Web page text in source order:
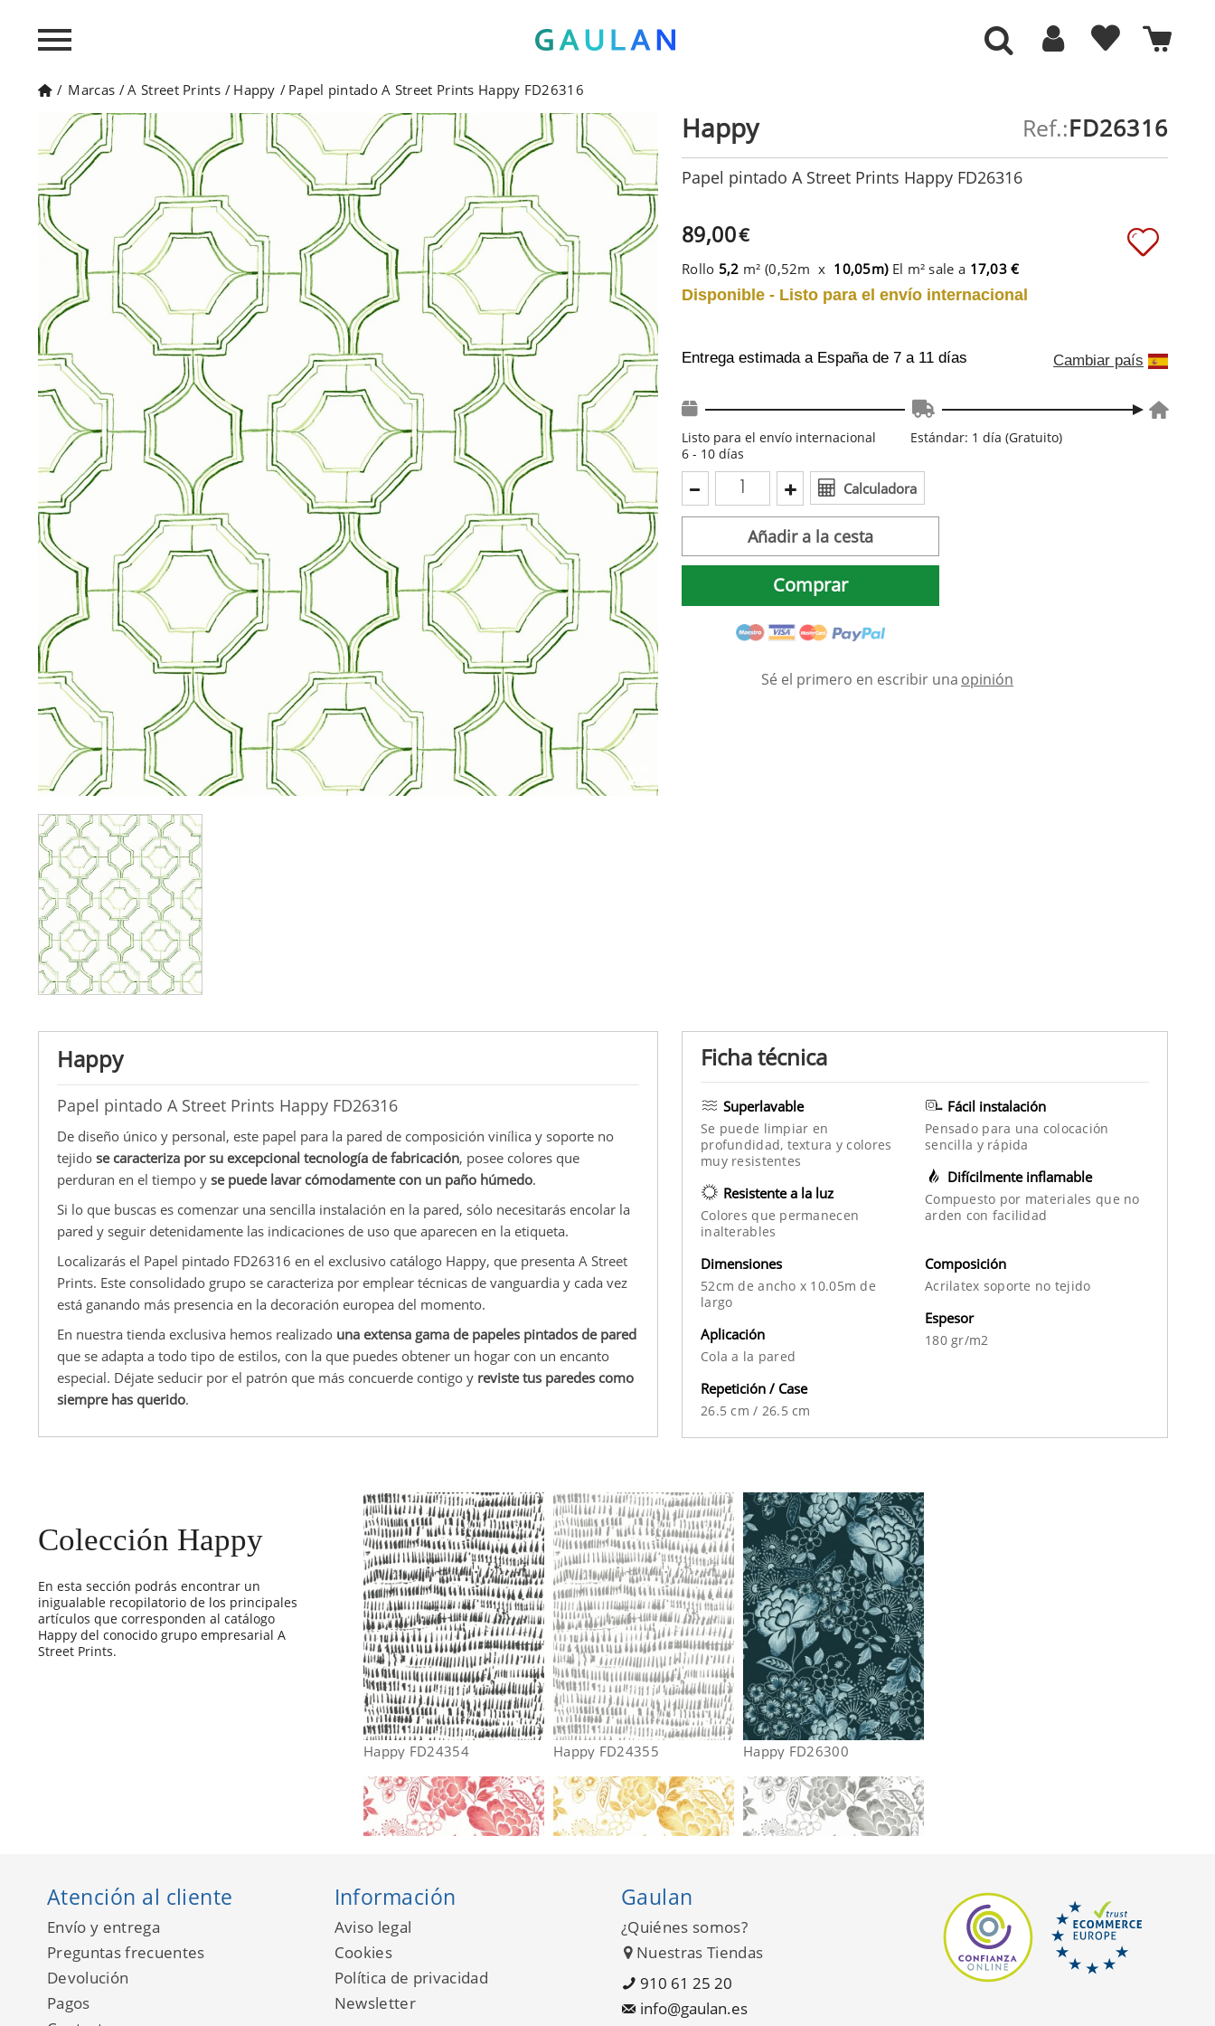
/ Marcas /A Street Prints / Happy / Papel pintado A Street Prints Happy FD26316
Happy
Papel pintado A Street Prints Happy FD26316
De diseño único y personal, este papel para la pared de composición vinílica y soporte no
tejido se caracteriza por su excepcional tecnología de fabricación, posee colores que
perduran en el tiempo y se puede lavar cómodamente con un paño húmedo.
Si lo que buscas es comenzar una sencilla instalación en la pared, sólo necesitarás encolar la
pared y seguir detenidamente las indicaciones de uso que aparecen en la etiqueta.
Localizarás el Papel pintado FD26316 en el exclusivo catálogo Happy, que presenta A Street
Prints. Este consolidado grupo se caracteriza por emplear técnicas de vanguardia y cada vez
está ganando más presencia en la decoración europea del momento.
En nuestra tienda exclusiva hemos realizado una extensa gama de papeles pintados de pared
que se adapta a todo tipo de estilos, con la que puedes obtener un hogar con un encanto
especial. Déjate seducir por el patrón que más concuerde contigo y reviste tus paredes como
siempre has querido.
Happy FD26316
Ref.:
Papel pintado A Street Prints Happy FD26316
89,00€
Rollo 5,2 m² (0,52m x 10,05m) El m² sale a 17,03 €
Disponible - Listo para el envío internacional
Entrega estimada a España de 7 a 11 días Cambiar país
Listo para el envío internacional
6 - 10 días
Estándar: 1 día (Gratuito)
Calculadora
Añadir a la cesta
Comprar
Sé el primero en escribir una opinión
Ficha técnica
Superlavable
Se puede limpiar en
profundidad, textura y colores
muy resistentes
Resistente a la luz
Colores que permanecen
inalterables
Fácil instalación
Pensado para una colocación
sencilla y rápida
Difícilmente inflamable
Compuesto por materiales que no
arden con facilidad
Dimensiones
52cm de ancho x 10.05m de
largo
Aplicación
Cola a la pared
Repetición / Case
26.5 cm/ 26.5 cm
Composición
Acrilatex soporte no tejido
Espesor
180 gr/m2
Colección Happy
En esta sección podrás encontrar un
inigualable recopilatorio de los principales
artículos que corresponden al catálogo
Happy del conocido grupo empresarial A
Street Prints.
Happy FD24354 Happy FD24355 Happy FD26300
Atención al cliente
Envío y entrega
Preguntas frecuentes
Devolución
Pagos
Información
Aviso legal
Cookies
Política de privacidad
Newsletter
Gaulan
¿Quiénes somos?
Nuestras Tiendas
910 61 25 20
info@gaulan.es